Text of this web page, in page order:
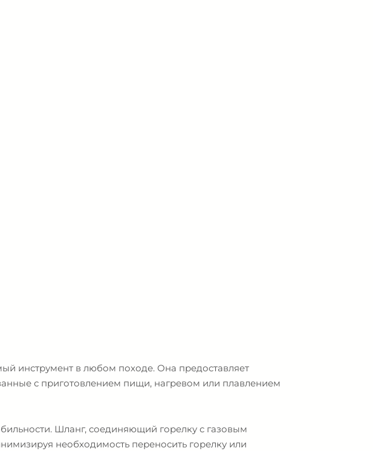
инструмент в любом походе. Она предоставляет
с приготовлением пищи, нагревом или плавлением
Шланг, соединяющий горелку с газовым
необходимость переносить горелку или